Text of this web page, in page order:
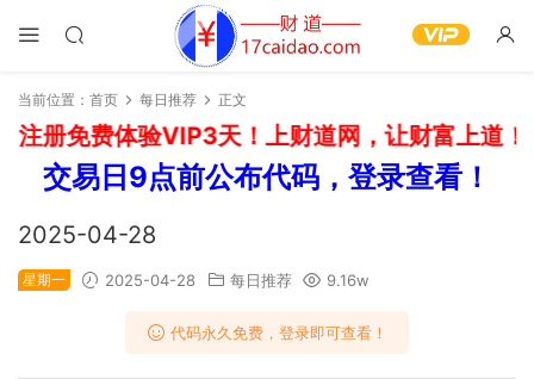
当前位置： 首页 每日推荐 正文
册免费体验VIP3天！上财道网，让财富上道！
交易日9点前公布代码，登录查看！
2025-04-28
星期一 2025-04-28 每日推荐 9.16w
代码永久免费，登录即可查看！